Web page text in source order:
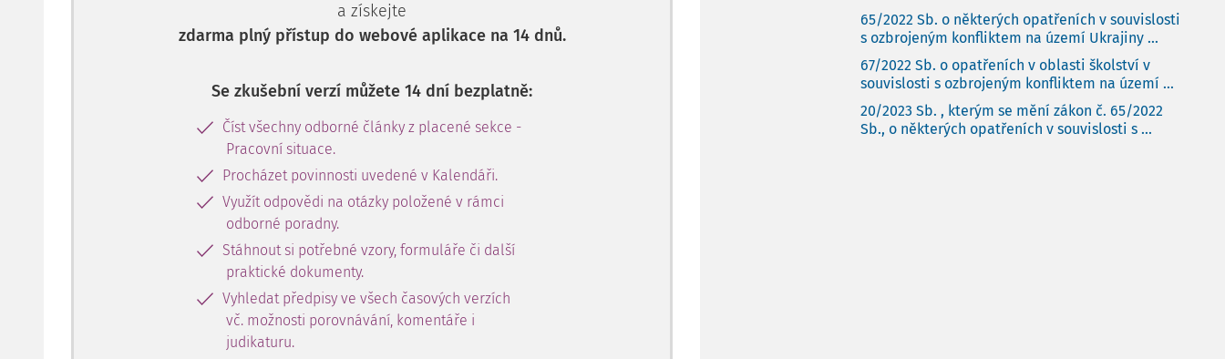
a získejte
zdarma plný přístup do webové aplikace na 14 dnů.
Se zkušební verzí můžete 14 dní bezplatně:
Číst všechny odborné články z placené sekce -
Pracovní situace.
Procházet povinnosti uvedené v Kalendáři.
Využít odpovědi na otázky položené v rámci
odborné poradny.
Stáhnout si potřebné vzory, formuláře či další
praktické dokumenty.
Vyhledat předpisy ve všech časových verzích
vč. možnosti porovnávání, komentáře i
judikaturu.
65/2022 Sb. o některých opatřeních v souvislosti
s ozbrojeným konfliktem na území Ukrajiny ...
67/2022 Sb. o opatřeních v oblasti školství v
souvislosti s ozbrojeným konfliktem na území ...
20/2023 Sb. , kterým se mění zákon č. 65/2022
Sb., o některých opatřeních v souvislosti s ...